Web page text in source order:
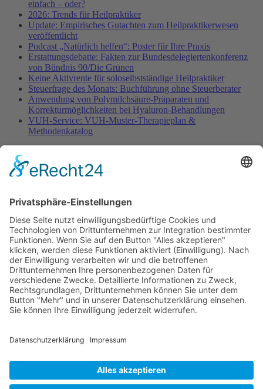
einfach – oder?
2026: Trends für Heilpraktiker
Update: Empirisches Gutachten zum Heilpraktikerwesen
veröffentlicht
Podcast „Natürlich helfen“: Poster für Ihre Praxis
Erstattungsdebatte: Fakten zur Bundesdelegiertenkonferenz
von Bündnis 90/Die Grünen
Keine Aktivrente für soloselbstständige Heilpraktiker
Steuerfrage des Monats: Buchführung ohne Steuerberater
Anwendung von Polymilchsäure-Präparaten und
Korrekturmöglichkeiten bei Hyaluron-Behandlungen
VUH-Service: VUH-Muster-Therapieplan &
Methodenkatalog
Fachinformationen
Erstattungsfähige rezeptfreie Medikamente
Studie: Reduziert das Darmbakterium Bacteroides vulgatus
Heißhunger auf Süßes?
Verband Unabhängiger Heilpraktiker e.V.
Diese E-Mail-Adresse ist vor Spambots geschützt! Zur
Anzeige muss JavaScript eingeschaltet sein!
0261-1349 8000
38100 Braunschweig
Impressum